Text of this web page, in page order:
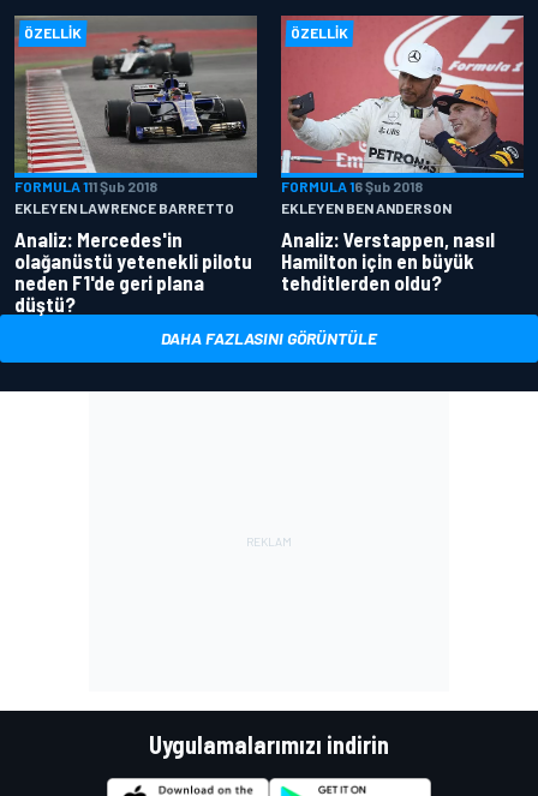
ÖZELLIK
FORMULA 111 Şub 2018
EKLEYEN LAWRENCE BARRETTO
Analiz: Mercedes'in
olağanüstü yetenekli pilotu
neden F1'de geri plana
düştü?
ÖZELLIK
FORMULA 16 Şub 2018
EKLEYEN BEN ANDERSON
Analiz: Verstappen, nasıl
Hamilton için en büyük
tehditlerden oldu?
DAHA FAZLASINI GÖRÜNTÜLE
Uygulamalarımızı indirin